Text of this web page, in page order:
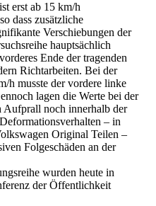
erst ab 15 km/h
dass zusätzliche
Verschiebungen der
hauptsächlich
Ende der tragenden
Richtarbeiten. Bei der
h musste der vordere linke
lagen die Werte bei der
Aufprall noch innerhalb der
– in
Original Teilen –
Folgeschäden an der
wurden heute in
der Öffentlichkeit